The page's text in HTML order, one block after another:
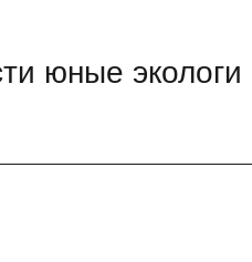
юные экологи